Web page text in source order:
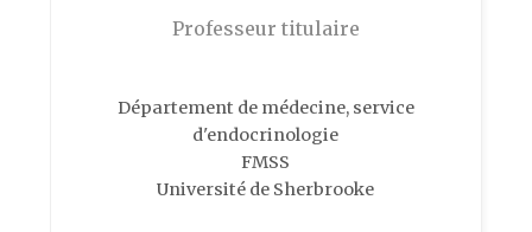
Professeur titulaire
Département de médecine, service
d'endocrinologie
FMSS
Université de Sherbrooke